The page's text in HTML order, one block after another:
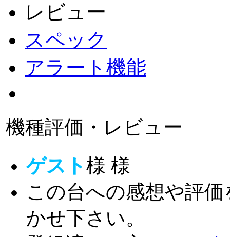
レビュー
スペック
アラート機能
機種評価・レビュー
ゲスト様 様
この台への感想や評価
かせ下さい。